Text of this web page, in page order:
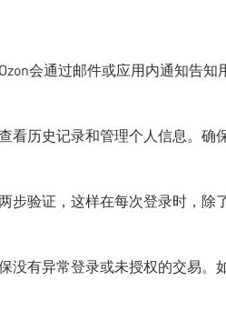
会通过邮件或应用内通知告知
看历史记录和管理个人信息。确
步验证，这样在每次登录时，除
没有异常登录或未授权的交易。